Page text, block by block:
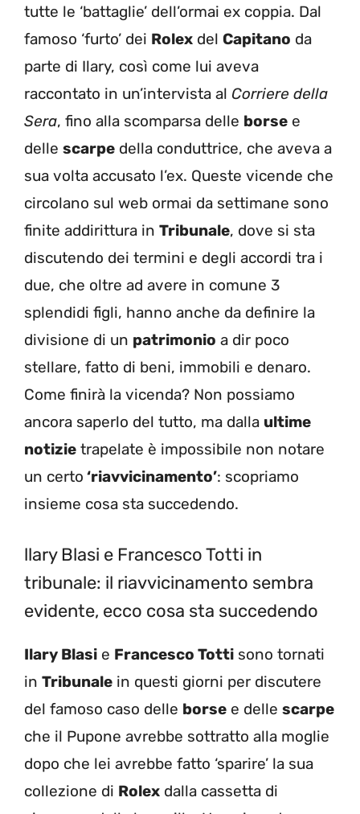
tutte le ‘battaglie’ dell’ormai ex coppia. Dal
famoso ‘furto’ dei Rolex del Capitano da
parte di Ilary, così come lui aveva
raccontato in un’intervista al Corriere della
Sera, fino alla scomparsa delle borse e
delle scarpe della conduttrice, che aveva a
sua volta accusato l’ex. Queste vicende che
circolano sul web ormai da settimane sono
finite addirittura in Tribunale, dove si sta
discutendo dei termini e degli accordi tra i
due, che oltre ad avere in comune 3
splendidi figli, hanno anche da definire la
divisione di un patrimonio a dir poco
stellare, fatto di beni, immobili e denaro.
Come finirà la vicenda? Non possiamo
ancora saperlo del tutto, ma dalla ultime
notizie trapelate è impossibile non notare
un certo ‘riavvicinamento’: scopriamo
insieme cosa sta succedendo.
llary Blasi e Francesco Totti in
tribunale: il riavvicinamento sembra
evidente, ecco cosa sta succedendo
Ilary Blasi e Francesco Totti sono tornati
in Tribunale in questi giorni per discutere
del famoso caso delle borse e delle scarpe
che il Pupone avrebbe sottratto alla moglie
dopo che lei avrebbe fatto ‘sparire’ la sua
collezione di Rolex dalla cassetta di